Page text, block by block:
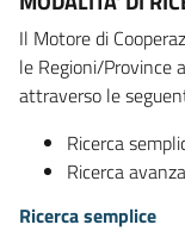
Il Motore di
le Regioni/Province
attraverso le
Ricerca
Ricerca
Ricerca semplice